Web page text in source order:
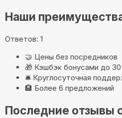
Наши
Ответов: 1
🤝 Цены без посредников
🎁 Кэшбэк бонусами до
🛎️ Круглосуточная
🏨 Более 6 предложений
Последние отзывы